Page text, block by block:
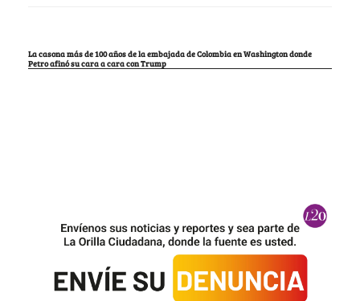
La casona más de 100 años de la embajada de Colombia en Washington donde
Petro afinó su cara a cara con Trump